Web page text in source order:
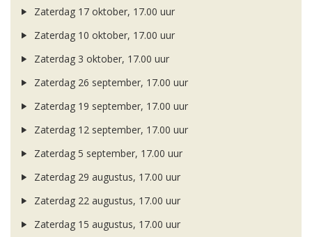
Zaterdag 17 oktober, 17.00 uur
Zaterdag 10 oktober, 17.00 uur
Zaterdag 3 oktober, 17.00 uur
Zaterdag 26 september, 17.00 uur
Zaterdag 19 september, 17.00 uur
Zaterdag 12 september, 17.00 uur
Zaterdag 5 september, 17.00 uur
Zaterdag 29 augustus, 17.00 uur
Zaterdag 22 augustus, 17.00 uur
Zaterdag 15 augustus, 17.00 uur